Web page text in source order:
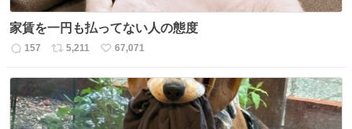
家賃を一円も払ってない人の態度
返
157
リ
ト
数
5,211
い
ね
数
67,071